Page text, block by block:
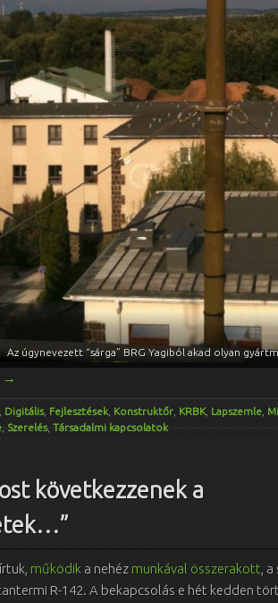
Az úgynevezett “sárga” BRG Yagiból akad olyan
→
Digitális, Fejlesztések Konstruktőr KRBK, Lapszemle
Szerelés, Társadalmi kapcsolatok
következzenek a
működik a nehéz munkával összerakott ,
R-142. A bekapcsolás e hét kedden